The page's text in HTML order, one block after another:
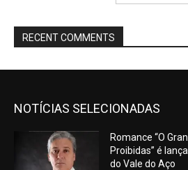
RECENT COMMENTS
NOTÍCIAS SELECIONADAS
Romance “O
Proibidas” é
do Vale do Aço